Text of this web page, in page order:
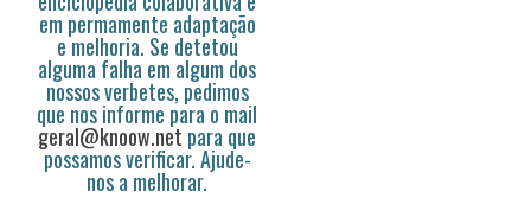
em permamente adaptação
e melhoria. Se detetou
alguma falha em algum dos
nossos verbetes, pedimos
que nos informe para o mail
geral@knoow.net para que
possamos verificar. Ajude-
nos a melhorar.